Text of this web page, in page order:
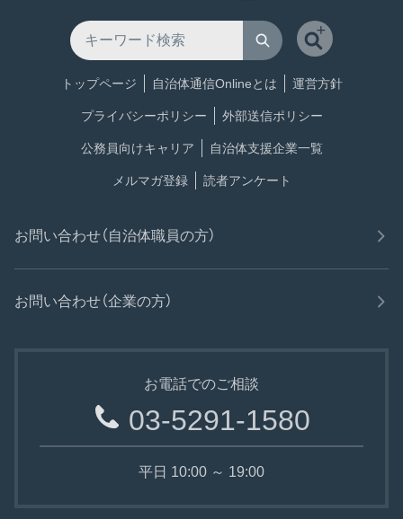
トップページ 自治体通信Onlineとは 運営方針
プライバシーポリシー 外部送信ポリシー
公務員向けキャリア 自治体支援企業一覧
メルマガ登録 読者アンケート
お問い合わせ（自治体職員の方）
お問い合わせ（企業の方）
お電話でのご相談
03-5291-1580
平日 10:00 ～ 19:00